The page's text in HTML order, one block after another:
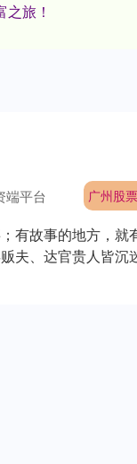
旅！
广州股
端平台
有故事的地方，就
夫、达官贵人皆沉